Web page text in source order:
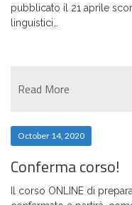
pubblicato il 21 aprile
linguistici…
Read More
October 14, 2020
Conferma corso!
Il corso ONLINE di